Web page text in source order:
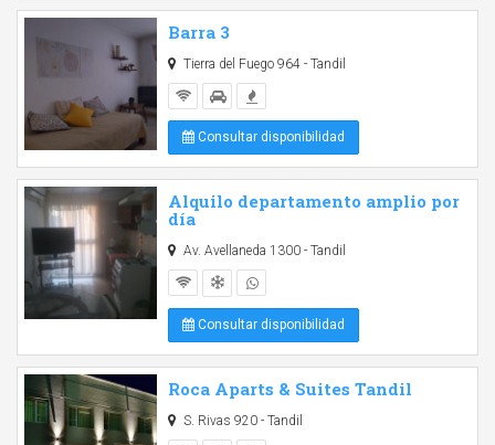
Barra 3
Tierra del Fuego 964 - Tandil
Consultar disponibilidad
Alquilo departamento amplio por
día
Av. Avellaneda 1300 - Tandil
Consultar disponibilidad
Roca Aparts & Suites Tandil
S. Rivas 920 - Tandil